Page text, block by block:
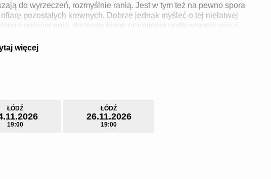
do wyrzeczeń, rozmyślnie ranią. Jest w tym też na pewno spora
pozostałych krewnych. Dobrze jednak myśleć o tej niełatwej
poświęcenia, desperackiego pragnienia podtrzymania więzi,
więcej
ŁÓDŹ
19:00
ŁÓDŹ
26.11.2026
19:00